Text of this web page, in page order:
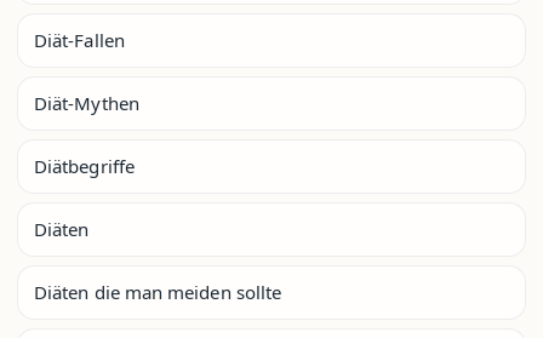
Diät-Fallen
Diät-Mythen
Diätbegriffe
Diäten
Diäten die man meiden sollte